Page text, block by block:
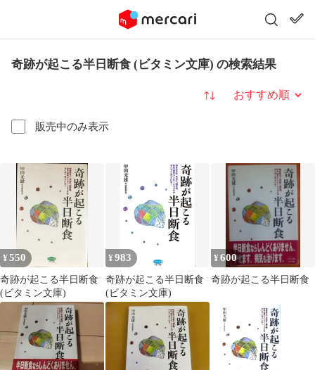
奇跡が起こる半日断食 (ビタミン文庫) の検索結果
販売中のみ表示
並び替え
¥550
奇跡が起こる半日断食
(ビタミン文庫)
¥983
奇跡が起こる半日断食
(ビタミン文庫)
¥600
奇跡が起こる半日断食